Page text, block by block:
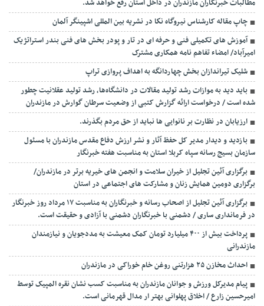
مطالبات خبرنگاران مازندران در داخل استان رفع خواهد شد.
چاپ مقاله کارشناس نيروگاه نكا در نشریه بین المللی اشپینگر آلمان
آموزش های تکمیلی فنی و حرفه ای در تار و پودر بخش های فنی بندر استراتژیک
امیرآباد/ امضاء تفاهم نامه همکاری مشترک
شلیک تیراندازان بخش چهاردانگه به اهداف پروازی تراپ
باید دید به موازات رشد تولید مقالات در دانشگاه‌ها، رشد تولید عقلانیت چطور
شده است / درخواست ارائه گزارش کتبی از وضعیت سرطان گوارش در مازندران
ارزیابان در نظارت بر نانوایی ها نباید از حق مردم بگذرند.
بازدید و دیدار مدیر کل حفظ آثار و نشر ارزش دفاع مقدس مازندران با مسئول
سازمان بسیج رسانه سپاه کربلا استان به مناسبت هفته خبرنگار
برگزاری آئین تجلیل از خیران سلامت و انجمن های خیریه برتر در مازندران/
برگزاری دومین همایش زنان و مشارکت های اجتماعی در استان
برگزاری آئین تجلیل از اصحاب رسانه و خبرنگاران به مناسبت ۱۷ مرداد روز خبرنگار
در فرمانداری ساری / دشمنی با خبرنگاران دشمنی با آزادی و حقیقت است.
پرداخت بیش از ۴۰۰ میلیارد تومان کمک معیشت به مددجویان و نیازمندان
مازندرانی
احداث مخازن ۲۵ هزارتنی روغن خام خوراکی در مازندران
پیام مدیرکل ورزش و جوانان مازندران به مناسبت کسب نشان نقره المپیک توسط
امیرحسین زارع / اخلاق پهلوانی بهتر ار مدال قهرمانی است.